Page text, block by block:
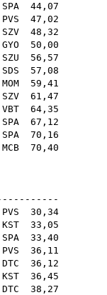
SPA 44,07
PVS 47,02
SZV 48,32
GYO 50,00
SZU 56,57
SDS 57,08
MOM 59,41
SZV 61,47
VBT 64,35
SPA 67,12
SPA 70,16
MCB 70,40
PVS 30,34
KST 33,05
SPA 33,40
PVS 36,11
DTC 36,12
KST 36,45
DTC 38,27